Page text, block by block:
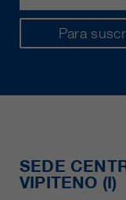
Para
SEDE
VIPITENO (I)